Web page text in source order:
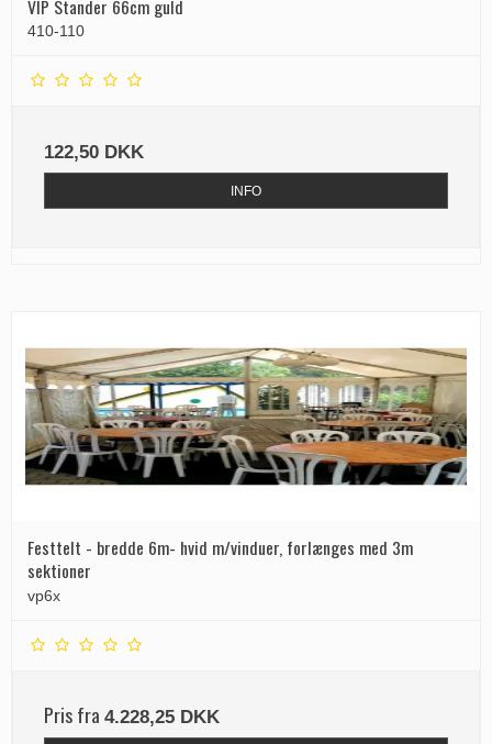
VIP Stander 66cm guld
410-110
122,50 DKK
INFO
Festtelt - bredde 6m- hvid m/vinduer, forlænges med 3m
sektioner
vp6x
Pris fra 4.228,25 DKK